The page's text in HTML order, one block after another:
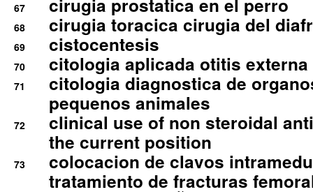
67 cirugia prostatica en el perro
68 cirugia toracica cirugia del
69 cistocentesis
70 citologia aplicada otitis externa
71
citologia diagnostica de
pequenos animales
72
clinical use of non steroidal
the current position
73
colocacion de clavos
tratamiento de fracturas